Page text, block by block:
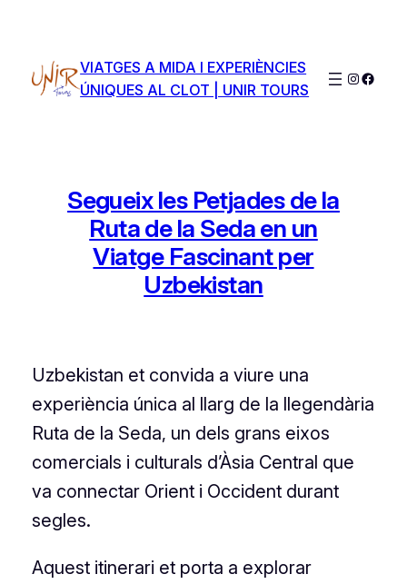
contenido
VIATGES A MIDA I EXPERIÈNCIES
ÚNIQUES AL CLOT | UNIR TOURS
Segueix les Petjades de la
Ruta de la Seda en un
Viatge Fascinant per
Uzbekistan
Uzbekistan et convida a viure una
experiència única al llarg de la llegendària
Ruta de la Seda, un dels grans eixos
comercials i culturals d’Àsia Central que
va connectar Orient i Occident durant
segles.
Aquest itinerari et porta a explorar